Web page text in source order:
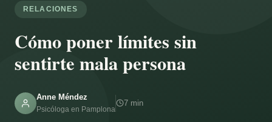
RELACIONES
Cómo poner límites sin
sentirte mala persona
Anne Méndez
Psicóloga en Pamplona
7 min